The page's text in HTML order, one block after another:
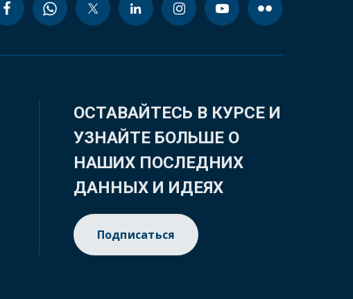
ОСТАВАЙТЕСЬ В КУРСЕ И
УЗНАЙТЕ БОЛЬШЕ О
НАШИХ ПОСЛЕДНИХ
ДАННЫХ И ИДЕЯХ
Подписаться